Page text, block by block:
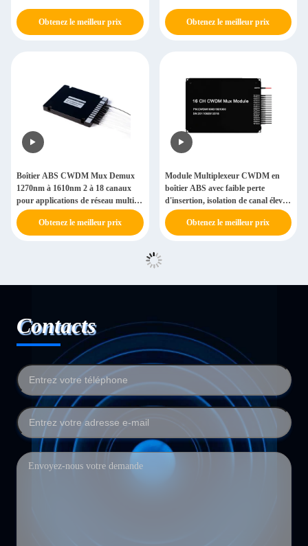
Obtenez le meilleur prix Obtenez le meilleur prix
Boîtier ABS CWDM Mux Demux
1270nm à 1610nm 2 à 18 canaux
pour applications de réseau multi-
longueurs d'onde
Obtenez le meilleur prix
Module Multiplexeur CWDM en
boîtier ABS avec faible perte
d'insertion, isolation de canal élevée
et large plage de longueurs d'onde
Obtenez le meilleur prix
Contacts